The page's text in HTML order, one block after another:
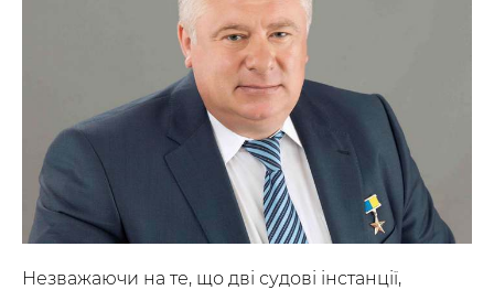
Незважаючи на те, що дві судові інстанції,